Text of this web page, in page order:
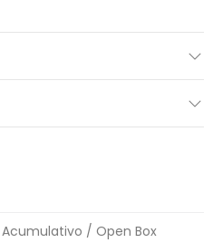
Acumulativo / Open Box